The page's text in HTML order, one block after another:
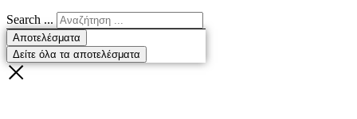
Search ...
Αποτελέσματα
Δείτε όλα τα αποτελέσματα